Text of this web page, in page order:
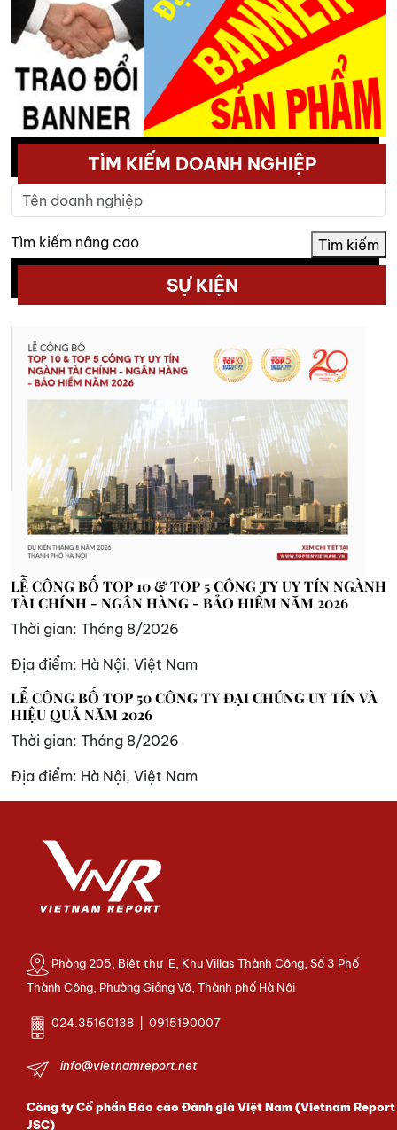
TÌM KIẾM DOANH NGHIỆP
Tìm kiếm nâng cao Tìm kiếm
SỰ KIỆN
LỄ CÔNG BỐ TOP 10 & TOP 5 CÔNG TY UY TÍN NGÀNH
TÀI CHÍNH - NGÂN HÀNG - BẢO HIỂM NĂM 2026
Thời gian: Tháng 8/2026
Địa điểm: Hà Nội, Việt Nam
LỄ CÔNG BỐ TOP 50 CÔNG TY ĐẠI CHÚNG UY TÍN VÀ
HIỆU QUẢ NĂM 2026
Thời gian: Tháng 8/2026
Địa điểm: Hà Nội, Việt Nam
Phòng 205, Biệt thự E, Khu Villas Thành Công, Số 3 Phố
Thành Công, Phường Giảng Võ, Thành phố Hà Nội
024.35160138 | 0915190007
info@vietnamreport.net
Công ty Cổ phần Báo cáo Đánh giá Việt Nam (Vietnam Report
JSC)